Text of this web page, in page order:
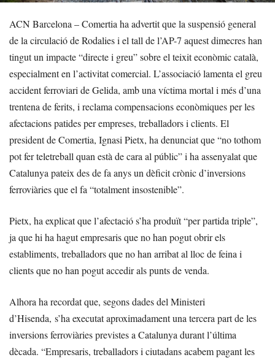
ACN Barcelona – Comertia ha advertit que la suspensió general
de la circulació de Rodalies i el tall de l’AP-7 aquest dimecres han
tingut un impacte “directe i greu” sobre el teixit econòmic català,
especialment en l’activitat comercial. L’associació lamenta el greu
accident ferroviari de Gelida, amb una víctima mortal i més d’una
trentena de ferits, i reclama compensacions econòmiques per les
afectacions patides per empreses, treballadors i clients. El
president de Comertia, Ignasi Pietx, ha denunciat que “no tothom
pot fer teletreball quan està de cara al públic” i ha assenyalat que
Catalunya pateix des de fa anys un dèficit crònic d’inversions
ferroviàries que el fa “totalment insostenible”.
Pietx, ha explicat que l’afectació s’ha produït “per partida triple”,
ja que hi ha hagut empresaris que no han pogut obrir els
establiments, treballadors que no han arribat al lloc de feina i
clients que no han pogut accedir als punts de venda.
Alhora ha recordat que, segons dades del Ministeri
d’Hisenda, s’ha executat aproximadament una tercera part de les
inversions ferroviàries previstes a Catalunya durant l’última
dècada. “Empresaris, treballadors i ciutadans acabem pagant les